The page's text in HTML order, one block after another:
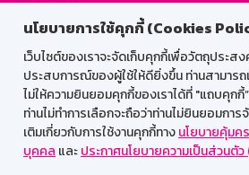
นโยบายการใช้คุกกี้ (Cookies
เว็บไซต์ของเราจะจัดเก็บคุกกี้เพื่อวัตถุประส
ประสบการณ์ของผู้ใช้ให้ดียิ่งขึ้น ท่านสามาร
ไม่ให้ความยินยอมคุกกี้ของเราได้ที่ "แถบคุกกี้
ท่านไม่ทำการเลือกจะถือว่าท่านไม่ยินยอมกา
เติมเกี่ยวกับการใช้งานคุกกี้ทางนโยบายคุ้ม
บุคคล และประกาศนโยบายความเป็นส่วนตั
GSB Society:
สำหรับพนักงาน
Web HR
GSB Wisdom